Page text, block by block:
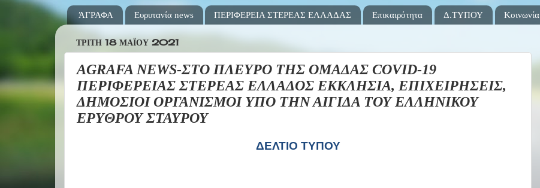
ΆΓΡΑΦΑ Ευρυτανία news ΠΕΡΙΦΕΡΕΙΑ ΣΤΕΡΕΑΣ ΕΛΛΑΔΑΣ Επικαιρότητα Δ.ΤΥΠΟΥ Κοινωνία
ΤΡΊΤΗ 18 ΜΑΪ́ΟΥ 2021
AGRAFA NEWS-ΣΤΟ ΠΛΕΥΡΟ ΤΗΣ ΟΜΑΔΑΣ COVID-19
ΠΕΡΙΦΕΡΕΙΑΣ ΣΤΕΡΕΑΣ ΕΛΛΑΔΟΣ ΕΚΚΛΗΣΙΑ, ΕΠΙΧΕΙΡΗΣΕΙΣ,
ΔΗΜΟΣΙΟΙ ΟΡΓΑΝΙΣΜΟΙ ΥΠΟ ΤΗΝ ΑΙΓΙΔΑ ΤΟΥ ΕΛΛΗΝΙΚΟΥ
ΕΡΥΘΡΟΥ ΣΤΑΥΡΟΥ
ΔΕΛΤΙΟ ΤΥΠΟΥ